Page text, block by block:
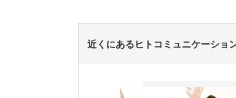
近くにあるヒトコミュニケーショ